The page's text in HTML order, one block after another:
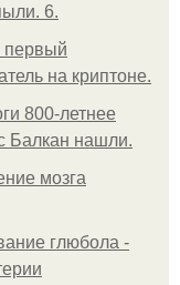
6.
первый
на криптоне.
800-летнее
Балкан нашли.
мозга
глюбола -